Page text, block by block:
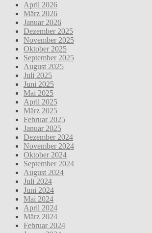
April 2026
März 2026
Januar 2026
Dezember 2025
November 2025
Oktober 2025
September 2025
August 2025
Juli 2025
Juni 2025
Mai 2025
April 2025
März 2025
Februar 2025
Januar 2025
Dezember 2024
November 2024
Oktober 2024
September 2024
August 2024
Juli 2024
Juni 2024
Mai 2024
April 2024
März 2024
Februar 2024